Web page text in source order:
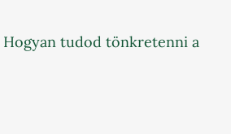
tudod tönkretenni a